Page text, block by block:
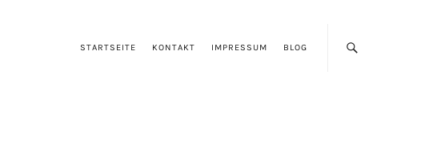
STARTSEITE KONTAKT IMPRESSUM BLOG